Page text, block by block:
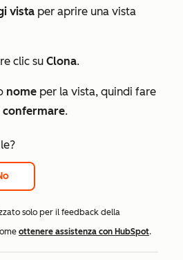
vista per aprire una vista
clic su Clona.
nome per la vista, quindi fare
confermare.
solo per il feedback della
ottenere assistenza con HubSpot.